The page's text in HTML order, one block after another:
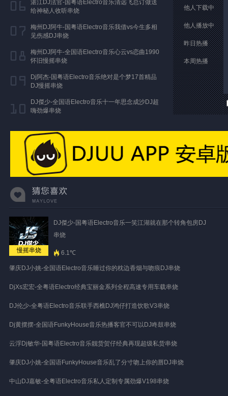
湛江DJ法官-国粤语Electro音乐清远飞总订做送
给神秘人收听串烧
梅州DJ阿牛-国粤语Electro音乐我借vs今生多相
见伤感DJ串烧
梅州DJ阿牛-全国语Electro音乐心云vs恋曲1990
怀旧慢摇串烧
Dj阿杰-国粤语Electro音乐绝对是个梦17首精品
DJ慢摇串烧
DJ傑少-全国语Electro音乐十一年思念成沙DJ超
嗨劲爆串烧
他人下载中
他人播放中
昨日热播
本周热播
慢摇串烧
DJ傑少-国粤语Electro音乐一笑江湖就在那个转角包房DJ
串烧
6.1℃
肇庆DJ小姚-全国语Electro音乐睡过你的枕边香烟与吻痕DJ串烧
DjXs宏宏-全粤语Electro经典宝丽金系列全程高速专用车载串烧
DJ伦少-全粤语Electro音乐联手西樵DJ鸿仔打造饮歌V3串烧
Dj黄摆摆-全国语FunkyHouse音乐热播客官不可以DJ咚鼓串烧
云浮Dj敏华-国粤语Electro音乐靓货贺仔经典再现超级私货串烧
肇庆DJ小姚-全国语FunkyHouse音乐乱了分寸吻上你的唇DJ串烧
中山DJ嘉敏-全粤语Electro音乐私人定制专属劲爆V198串烧